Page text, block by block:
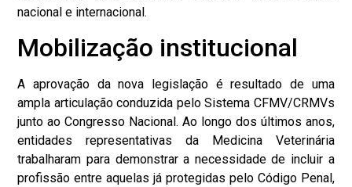
nacional e internacional.
Mobilização institucional
A aprovação da nova legislação é resultado de uma
ampla articulação conduzida pelo Sistema CFMV/CRMVs
junto ao Congresso Nacional. Ao longo dos últimos anos,
entidades representativas da Medicina Veterinária
trabalharam para demonstrar a necessidade de incluir a
profissão entre aquelas já protegidas pelo Código Penal,